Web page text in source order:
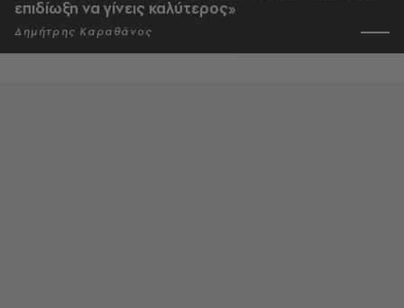
επιδίωξη να γίνεις καλύτερος»
Δημήτρης Καραθάνος